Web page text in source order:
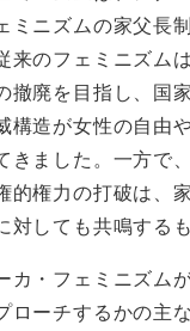
ミニズムの家父長
来のフェミニズム
撤廃を目指し、国
構造が女性の自由
きました。一方で
的権力の打破は、
対しても共鳴する
カ・フェミニズム
ローチするかの主